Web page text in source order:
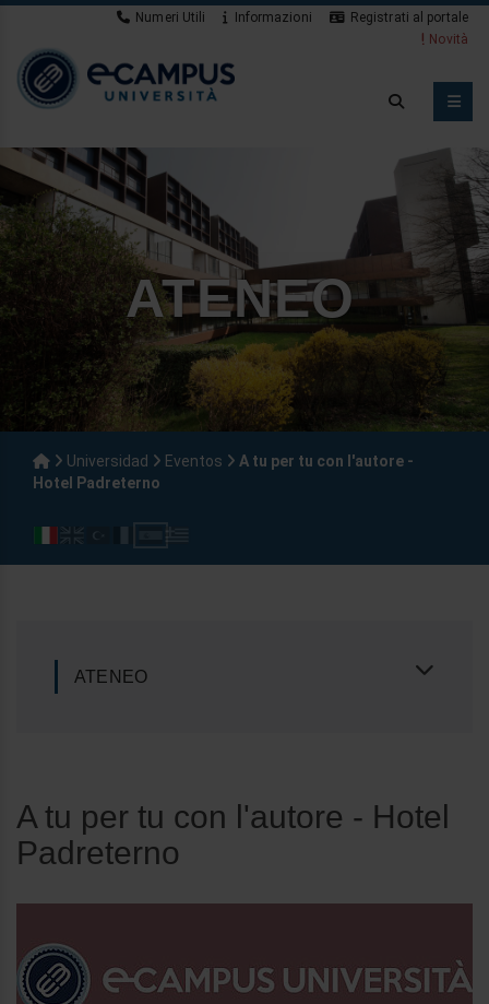
Numeri Utili Informazioni
Registrati al portale
Novità
ATENEO
Universidad Eventos
A tu per tu con l'autore -
Hotel Padreterno
ATENEO
A tu per tu con l'autore - Hotel
Padreterno